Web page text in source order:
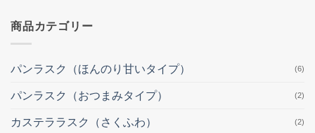
商品カテゴリー
パンラスク（ほんのり甘いタイプ） (6)
パンラスク（おつまみタイプ） (2)
カステララスク（さくふわ） (2)